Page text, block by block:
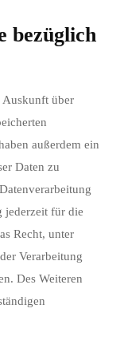
bezüglich
Auskunft über
außerdem ein
Daten zu
jederzeit für die
Recht, unter
Verarbeitung
Des Weiteren